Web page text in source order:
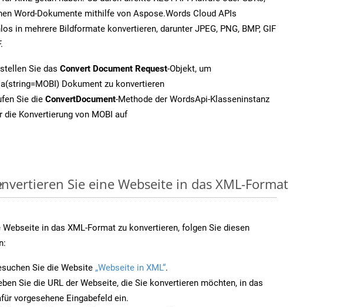
Word-Dokumente mithilfe von Aspose.Words Cloud APIs
in mehrere Bildformate konvertieren, darunter JPEG, PNG, BMP, GIF
Sie das Convert Document Request-Objekt, um
Dokument zu konvertieren
Sie die ConvertDocument-Methode der WordsApi-Klasseninstanz
die Konvertierung von MOBI auf
Sie eine Webseite in das XML-Format
Webseite in das XML-Format zu konvertieren, folgen Sie diesen
Sie die Website „Webseite in XML“.
Sie die URL der Webseite, die Sie konvertieren möchten, in das
vorgesehene Eingabefeld ein.